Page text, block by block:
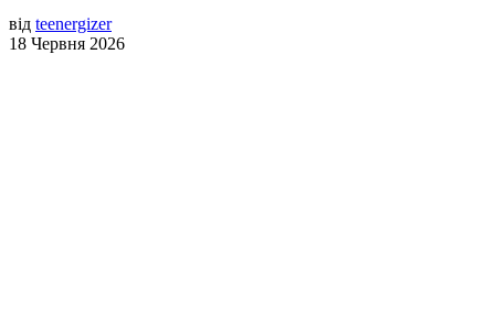
від teenergizer
18 Червня 2026